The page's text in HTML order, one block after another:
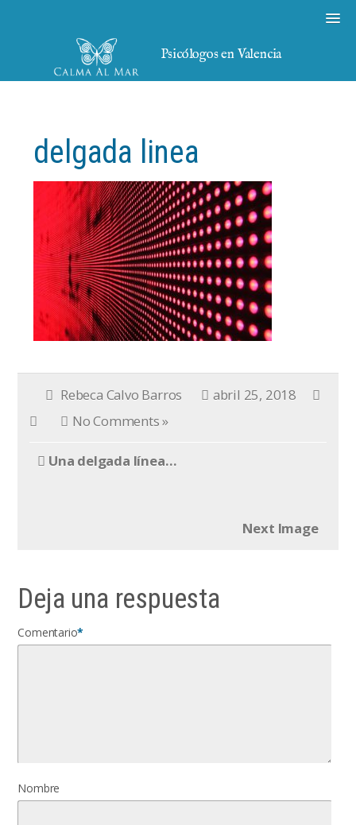
Psicólogos en Valencia
delgada linea
Rebeca Calvo Barros
abril 25, 2018
No Comments »
Una delgada línea…
Next Image
Deja una respuesta
Comentario*
Nombre